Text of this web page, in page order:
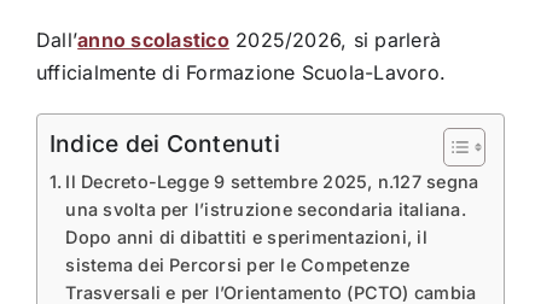
Dall’anno scolastico2025/2026, si parlerà
ufficialmente di Formazione Scuola-Lavoro.
Indice dei Contenuti
Il Decreto-Legge 9 settembre 2025, n.127 segna
una svolta per l’istruzione secondaria italiana.
Dopo anni di dibattiti e sperimentazioni, il
sistema dei Percorsi per le Competenze
Trasversali e per l’Orientamento (PCTO) cambia